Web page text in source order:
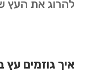
להרוג את העץ
איך גוזמים עץ